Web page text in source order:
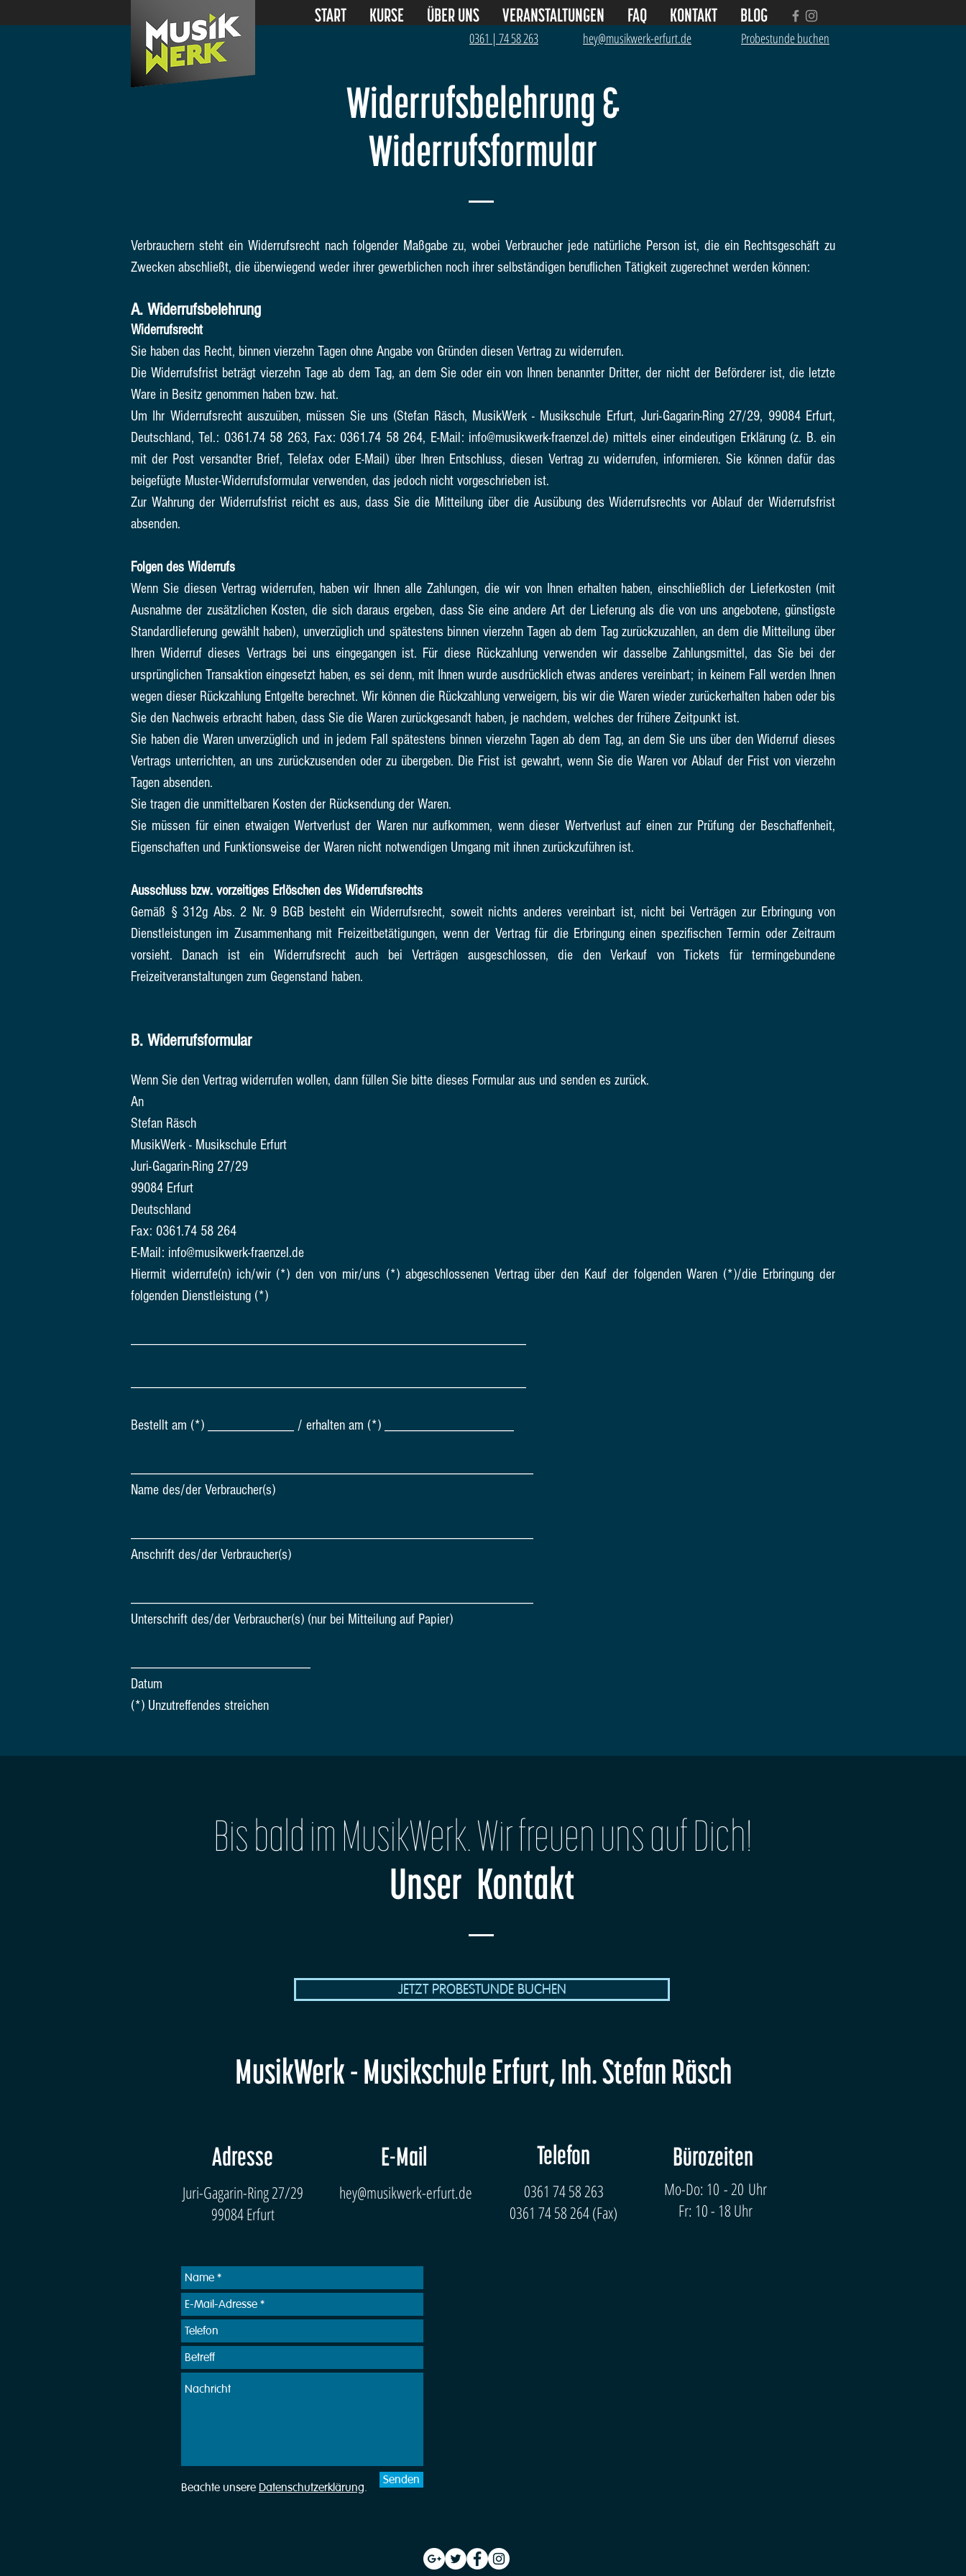
START KURSE ÜBER UNS VERANSTALTUNGEN FAQ KONTAKT BLOG
0361 | 74 58 263 hey@musikwerk-erfurt.de Probestunde buchen
Widerrufsbelehrung &
Widerrufsformular
Verbrauchern steht ein Widerrufsrecht nach folgender Maßgabe zu, wobei Verbraucher jede natürliche Person ist, die ein Rechtsgeschäft zu
Zwecken abschließt, die überwiegend weder ihrer gewerblichen noch ihrer selbständigen beruflichen Tätigkeit zugerechnet werden können:
A. Widerrufsbelehrung
Widerrufsrecht
Sie haben das Recht, binnen vierzehn Tagen ohne Angabe von Gründen diesen Vertrag zu widerrufen.
Die Widerrufsfrist beträgt vierzehn Tage ab dem Tag, an dem Sie oder ein von Ihnen benannter Dritter, der nicht der Beförderer ist, die letzte
Ware in Besitz genommen haben bzw. hat.
Um Ihr Widerrufsrecht auszuüben, müssen Sie uns (Stefan Räsch, MusikWerk - Musikschule Erfurt, Juri-Gagarin-Ring 27/29, 99084 Erfurt,
Deutschland, Tel.: 0361.74 58 263, Fax: 0361.74 58 264, E-Mail: info@musikwerk-fraenzel.de) mittels einer eindeutigen Erklärung (z. B. ein
mit der Post versandter Brief, Telefax oder E-Mail) über Ihren Entschluss, diesen Vertrag zu widerrufen, informieren. Sie können dafür das
beigefügte Muster-Widerrufsformular verwenden, das jedoch nicht vorgeschrieben ist.
Zur Wahrung der Widerrufsfrist reicht es aus, dass Sie die Mitteilung über die Ausübung des Widerrufsrechts vor Ablauf der Widerrufsfrist
absenden.
Folgen des Widerrufs
Wenn Sie diesen Vertrag widerrufen, haben wir Ihnen alle Zahlungen, die wir von Ihnen erhalten haben, einschließlich der Lieferkosten (mit
Ausnahme der zusätzlichen Kosten, die sich daraus ergeben, dass Sie eine andere Art der Lieferung als die von uns angebotene, günstigste
Standardlieferung gewählt haben), unverzüglich und spätestens binnen vierzehn Tagen ab dem Tag zurückzuzahlen, an dem die Mitteilung über
Ihren Widerruf dieses Vertrags bei uns eingegangen ist. Für diese Rückzahlung verwenden wir dasselbe Zahlungsmittel, das Sie bei der
ursprünglichen Transaktion eingesetzt haben, es sei denn, mit Ihnen wurde ausdrücklich etwas anderes vereinbart; in keinem Fall werden Ihnen
wegen dieser Rückzahlung Entgelte berechnet. Wir können die Rückzahlung verweigern, bis wir die Waren wieder zurückerhalten haben oder bis
Sie den Nachweis erbracht haben, dass Sie die Waren zurückgesandt haben, je nachdem, welches der frühere Zeitpunkt ist.
Sie haben die Waren unverzüglich und in jedem Fall spätestens binnen vierzehn Tagen ab dem Tag, an dem Sie uns über den Widerruf dieses
Vertrags unterrichten, an uns zurückzusenden oder zu übergeben. Die Frist ist gewahrt, wenn Sie die Waren vor Ablauf der Frist von vierzehn
Tagen absenden.
Sie tragen die unmittelbaren Kosten der Rücksendung der Waren.
Sie müssen für einen etwaigen Wertverlust der Waren nur aufkommen, wenn dieser Wertverlust auf einen zur Prüfung der Beschaffenheit,
Eigenschaften und Funktionsweise der Waren nicht notwendigen Umgang mit ihnen zurückzuführen ist.
Ausschluss bzw. vorzeitiges Erlöschen des Widerrufsrechts
Gemäß § 312g Abs. 2 Nr. 9 BGB besteht ein Widerrufsrecht, soweit nichts anderes vereinbart ist, nicht bei Verträgen zur Erbringung von
Dienstleistungen im Zusammenhang mit Freizeitbetätigungen, wenn der Vertrag für die Erbringung einen spezifischen Termin oder Zeitraum
vorsieht. Danach ist ein Widerrufsrecht auch bei Verträgen ausgeschlossen, die den Verkauf von Tickets für termingebundene
Freizeitveranstaltungen zum Gegenstand haben.
B. Widerrufsformular
Wenn Sie den Vertrag widerrufen wollen, dann füllen Sie bitte dieses Formular aus und senden es zurück.
An
Stefan Räsch
MusikWerk - Musikschule Erfurt
Juri-Gagarin-Ring 27/29
99084 Erfurt
Deutschland
Fax: 0361.74 58 264
E-Mail: info@musikwerk-fraenzel.de
Hiermit widerrufe(n) ich/wir (*) den von mir/uns (*) abgeschlossenen Vertrag über den Kauf der folgenden Waren (*)/die Erbringung der
folgenden Dienstleistung (*)
Bestellt am (*) ____________ / erhalten am (*) __________________
Name des/der Verbraucher(s)
Anschrift des/der Verbraucher(s)
Unterschrift des/der Verbraucher(s) (nur bei Mitteilung auf Papier)
Datum
(*) Unzutreffendes streichen
Bis bald im MusikWerk. Wir freuen uns auf Dich!
Unser Kontakt
JETZT PROBESTUNDE BUCHEN
MusikWerk - Musikschule Erfurt, Inh. Stefan Räsch
Adresse
Juri-Gagarin-Ring 27/29
99084 Erfurt
E-Mail
hey@musikwerk-erfurt.de
Telefon
0361 74 58 263
0361 74 58 264 (Fax)
Bürozeiten
Mo-Do: 10 - 20 Uhr
Fr: 10 - 18 Uhr
Beachte unsere Datenschutzerklärung.
Senden